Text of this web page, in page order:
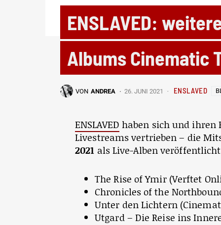
ENSLAVED:
Albums Cinematic
VON ANDREA 26. JUNI 2021 ENSLAVED
ENSLAVED haben sich und ihren
Livestreams vertrieben – die
2021 als Live-Alben
The Rise of Ymir (Verftet
Chronicles of the
Unter den Lichtern
Utgard – Die Reise ins